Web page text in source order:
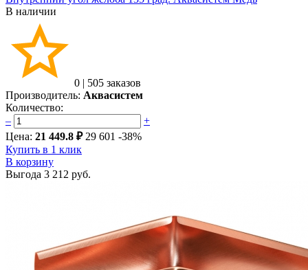
В наличии
0 | 505 заказов
Производитель: Аквасистем
Количество:
–
+
Цена: 21 449.8 ₽ 29 601 -38%
Купить в 1 клик
В корзину
Выгода 3 212 руб.